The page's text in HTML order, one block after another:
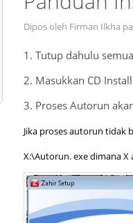
Dipos oleh Firman Ilkha
1. Tutup dahulu
2. Masukkan CD
3. Proses Autorun
Jika proses autorun tidak
X:\Autorun. exe dimana X